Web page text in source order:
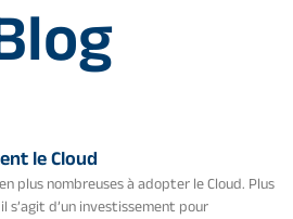
le Cloud
plus nombreuses à adopter le Cloud. Plus
s’agit d’un investissement pour